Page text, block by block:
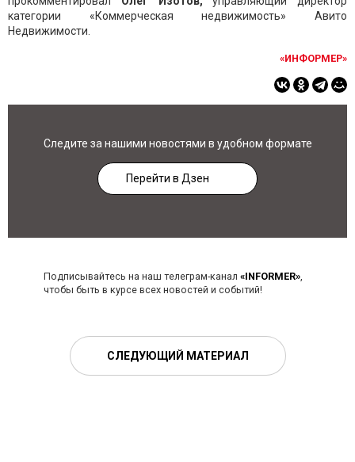
категории «Коммерческая недвижимость» Авито
Недвижимости.
«ИНФОРМЕР»
Следите за нашими новостями в удобном формате
Перейти в Дзен
Подписывайтесь на наш телеграм-канал «INFORMER»,
чтобы быть в курсе всех новостей и событий!
СЛЕДУЮЩИЙ МАТЕРИАЛ